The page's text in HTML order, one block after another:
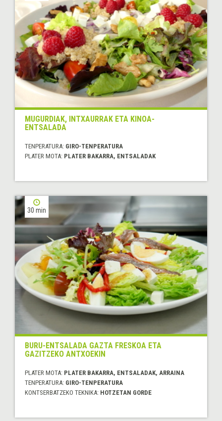
MUGURDIAK, INTXAURRAK ETA KINOA-
ENTSALADA
TENPERATURA: GIRO-TENPERATURA
PLATER MOTA: PLATER BAKARRA, ENTSALADAK
30 min
BURU-ENTSALADA GAZTA FRESKOA ETA
GAZITZEKO ANTXOEKIN
PLATER MOTA: PLATER BAKARRA, ENTSALADAK, ARRAINA
TENPERATURA: GIRO-TENPERATURA
KONTSERBATZEKO TEKNIKA: HOTZETAN GORDE